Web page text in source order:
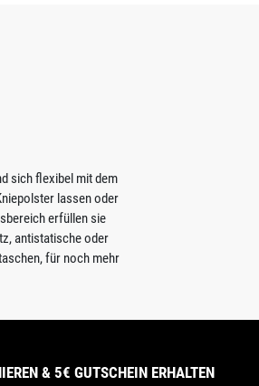
sich flexibel mit dem
lassen oder
erfüllen sie
antistatische oder
für noch mehr
& 5€ GUTSCHEIN ERHALTEN